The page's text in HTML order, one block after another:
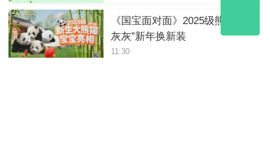
《国宝面对面》2025级熊猫“小
灰灰”新年换新装
11:30